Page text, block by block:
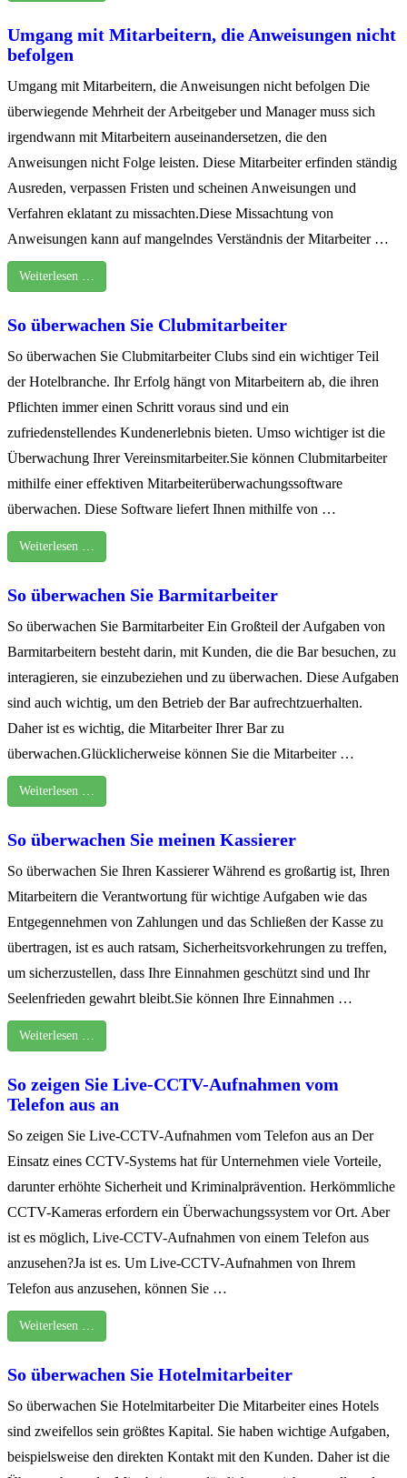
Umgang mit Mitarbeitern, die Anweisungen nicht
befolgen
Umgang mit Mitarbeitern, die Anweisungen nicht befolgen Die
überwiegende Mehrheit der Arbeitgeber und Manager muss sich
irgendwann mit Mitarbeitern auseinandersetzen, die den
Anweisungen nicht Folge leisten. Diese Mitarbeiter erfinden ständig
Ausreden, verpassen Fristen und scheinen Anweisungen und
Verfahren eklatant zu missachten.Diese Missachtung von
Anweisungen kann auf mangelndes Verständnis der Mitarbeiter …
Weiterlesen …
So überwachen Sie Clubmitarbeiter
So überwachen Sie Clubmitarbeiter Clubs sind ein wichtiger Teil
der Hotelbranche. Ihr Erfolg hängt von Mitarbeitern ab, die ihren
Pflichten immer einen Schritt voraus sind und ein
zufriedenstellendes Kundenerlebnis bieten. Umso wichtiger ist die
Überwachung Ihrer Vereinsmitarbeiter.Sie können Clubmitarbeiter
mithilfe einer effektiven Mitarbeiterüberwachungssoftware
überwachen. Diese Software liefert Ihnen mithilfe von …
Weiterlesen …
So überwachen Sie Barmitarbeiter
So überwachen Sie Barmitarbeiter Ein Großteil der Aufgaben von
Barmitarbeitern besteht darin, mit Kunden, die die Bar besuchen, zu
interagieren, sie einzubeziehen und zu überwachen. Diese Aufgaben
sind auch wichtig, um den Betrieb der Bar aufrechtzuerhalten.
Daher ist es wichtig, die Mitarbeiter Ihrer Bar zu
überwachen.Glücklicherweise können Sie die Mitarbeiter …
Weiterlesen …
So überwachen Sie meinen Kassierer
So überwachen Sie Ihren Kassierer Während es großartig ist, Ihren
Mitarbeitern die Verantwortung für wichtige Aufgaben wie das
Entgegennehmen von Zahlungen und das Schließen der Kasse zu
übertragen, ist es auch ratsam, Sicherheitsvorkehrungen zu treffen,
um sicherzustellen, dass Ihre Einnahmen geschützt sind und Ihr
Seelenfrieden gewahrt bleibt.Sie können Ihre Einnahmen …
Weiterlesen …
So zeigen Sie Live-CCTV-Aufnahmen vom
Telefon aus an
So zeigen Sie Live-CCTV-Aufnahmen vom Telefon aus an Der
Einsatz eines CCTV-Systems hat für Unternehmen viele Vorteile,
darunter erhöhte Sicherheit und Kriminalprävention. Herkömmliche
CCTV-Kameras erfordern ein Überwachungssystem vor Ort. Aber
ist es möglich, Live-CCTV-Aufnahmen von einem Telefon aus
anzusehen?Ja ist es. Um Live-CCTV-Aufnahmen von Ihrem
Telefon aus anzusehen, können Sie …
Weiterlesen …
So überwachen Sie Hotelmitarbeiter
So überwachen Sie Hotelmitarbeiter Die Mitarbeiter eines Hotels
sind zweifellos sein größtes Kapital. Sie haben wichtige Aufgaben,
beispielsweise den direkten Kontakt mit den Kunden. Daher ist die